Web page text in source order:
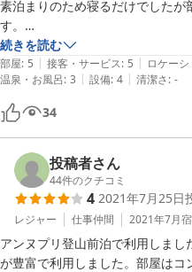
素泊まりのため寝るだけでした
す。
気になる点としてはチェックイン
情報的にはどうかなと思います。
続きを読む
部屋: 5 | 接客・サービス: 5 | ロケーシ
温泉・お風呂: 3 | 設備: 4 | 清潔さ: -
34
投稿者さん
44件のクチコミ
4 2021年7月25日
レジャー 仕事仲間 2021年7月
アンヌプリ登山前泊で利用しま
が豊富で利用しました。部屋は